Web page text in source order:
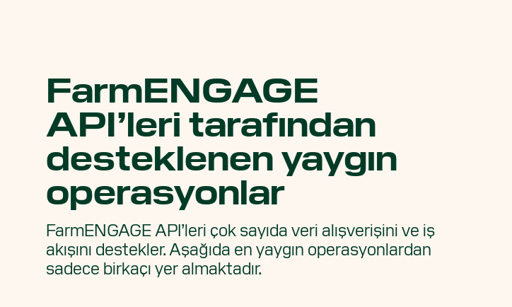
FarmENGAGE
API’leri tarafından
desteklenen yaygın
operasyonlar
FarmENGAGE API’leri çok sayıda veri alışverişini ve iş
akışını destekler. Aşağıda en yaygın operasyonlardan
sadece birkaçı yer almaktadır.